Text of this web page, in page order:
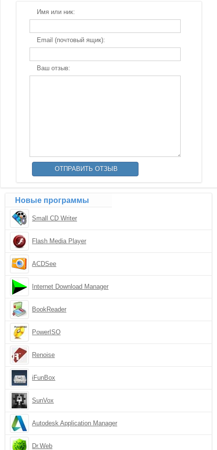
Имя или ник:
Email (почтовый ящик):
Ваш отзыв:
Новые программы
Small CD Writer
Flash Media Player
ACDSee
Internet Download Manager
BookReader
PowerISO
Renoise
iFunBox
SunVox
Autodesk Application Manager
Dr.Web